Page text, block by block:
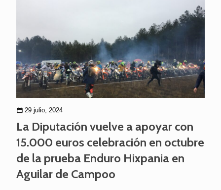
29 julio, 2024
La Diputación vuelve a apoyar con
15.000 euros celebración en octubre
de la prueba Enduro Hixpania en
Aguilar de Campoo